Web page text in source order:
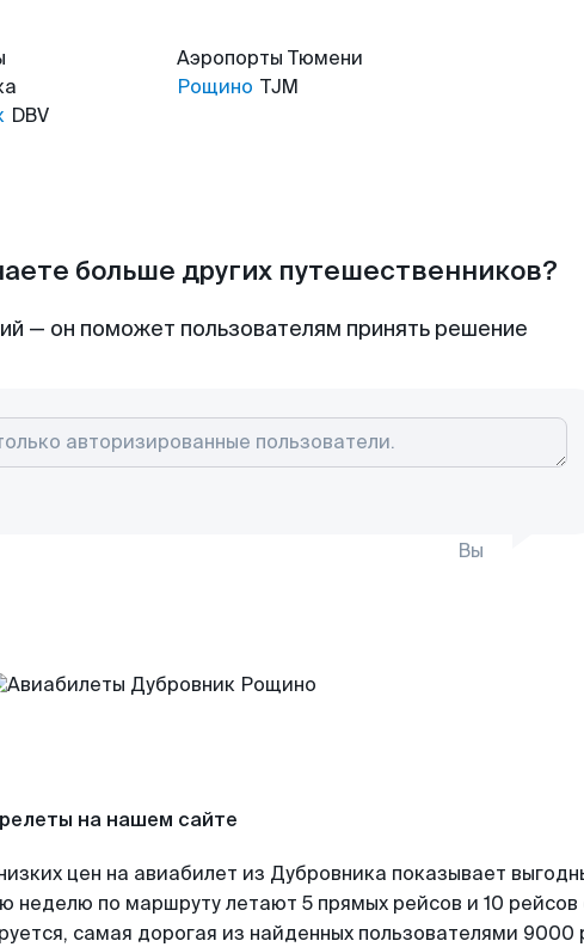
DBV
Аэропорты Тюмени
Рощино TJM
больше других путешественников?
— он поможет пользователям принять решение
Вы
на нашем сайте
цен на авиабилет из Дубровника показывает
неделю по маршруту летают 5 прямых рейсов и 10 рейсов
самая дорогая из найденных пользователями 9000